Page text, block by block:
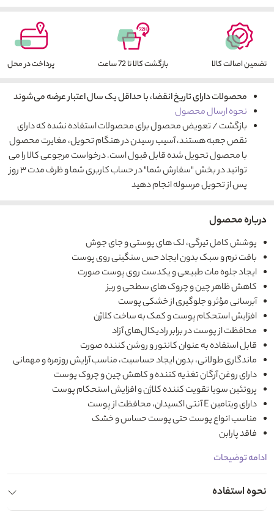
تضمین اصالت کالا بازگشت کالا تا 72 ساعت پرداخت در محل
محصولات دارای تاریخ انقضا، با حداقل یک سال اعتبار عرضه می‌شوند
نحوه ارسال محصول
بازگشت / تعویض محصول برای محصولات استفاده نشده که دارای
نقص جعبه هستند، آسیب رسیدن در هنگام تحویل، مغایرت محصول
با محصول تحویل شده قابل قبول است. درخواست مرجوعی کالا را می
توانید در بخش "سفارش شما" در حساب کاربری شما و ظرف مدت ۳ روز
پس از تحویل مرسوله انجام دهید
درباره محصول
پوشش کامل تیرگی، لک های پوستی و جای جوش
بافت نرم و سبک بدون ایجاد حس سنگینی روی پوست
ایجاد جلوه مات طبیعی و یکدست روی پوست صورت
کاهش ظاهر چین و چروک های سطحی و ریز
آبرسانی مؤثر و جلوگیری از خشکی پوست
افزایش استحکام پوست و کمک به ساخت کلاژن
محافظت از پوست در برابر رادیکال‌های آزاد
قابل استفاده به عنوان کانتور و روشن کننده صورت
ماندگاری طولانی، بدون ایجاد حساسیت، مناسب آرایش روزمره و مهمانی
دارای روغن آرگان تغذیه کننده و کاهش چین و چروک پوست
پروتئین سویا تقویت کننده کلاژن و افزایش استحکام پوست
دارای ویتامین E آنتی اکسیدان، محافظت از پوست
مناسب انواع پوست حتی پوست‌ حساس و خشک
فاقد پارابن
ادامه توضیحات
نحوه استفاده